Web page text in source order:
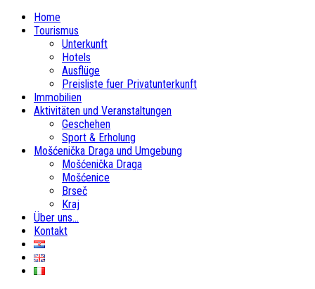
Home
Tourismus
Unterkunft
Hotels
Ausflüge
Preisliste fuer Privatunterkunft
Immobilien
Aktivitäten und Veranstaltungen
Geschehen
Sport & Erholung
Mošćenička Draga und Umgebung
Mošćenička Draga
Mošćenice
Brseč
Kraj
Über uns…
Kontakt